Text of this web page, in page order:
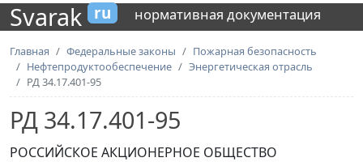
Svarak ru нормативная документация
Главная Федеральные законы
Пожарная безопасность
Нефтепродуктообеспечение
Энергетическая отрасль
РД 34.17.401-95
РД 34.17.401-95
РОССИЙСКОЕ АКЦИОНЕРНОЕ ОБЩЕСТВО